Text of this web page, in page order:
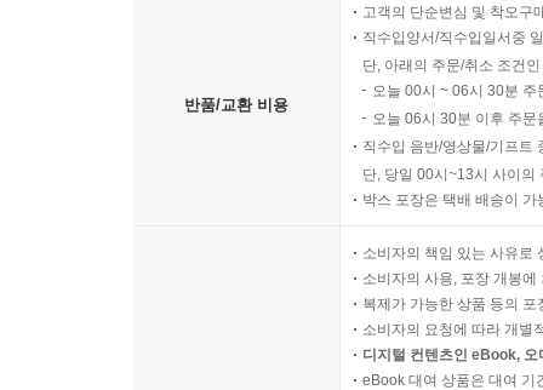
반품/교환 비용
고객의 단순변심 및 착오구
직수입양서/직수입일서중
단, 아래의 주문/취소 조건
오늘 00시 ~ 06시 30분
오늘 06시 30분 이후 주
직수입 음반/영상물/기프트
단, 당일 00시~13시 사이의
박스 포장은 택배 배송이
소비자의 책임 있는 사유로
소비자의 사용, 포장 개봉
복제가 가능한 상품 등의
소비자의 요청에 따라 개별
디지털 컨텐츠인 eBook,
eBook 대여 상품은 대여 기